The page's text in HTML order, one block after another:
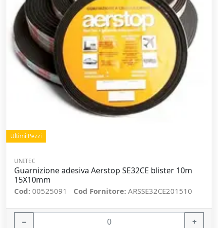
Ultimi Pezzi
UNITEC
Guarnizione adesiva Aerstop SE32CE blister 10m
15X10mm
Cod: 00525091 Cod Fornitore: ARSSE32CE201510
− +